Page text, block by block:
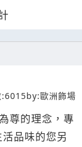
6015by:歐洲飾場
尊的理念，專
品味的您另